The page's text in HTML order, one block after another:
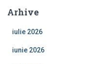
Arhive
iulie 2026
iunie 2026